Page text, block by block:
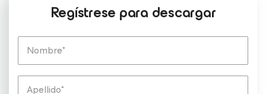
Regístrese para descargar